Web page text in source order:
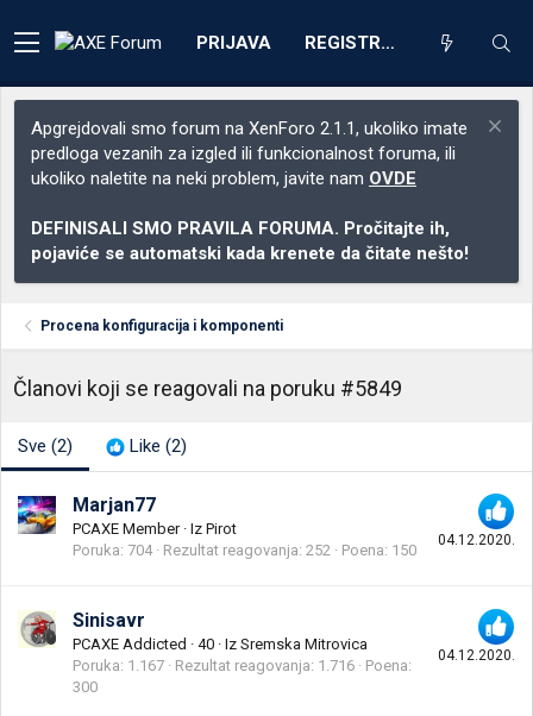
PRIJAVA REGISTRACIJA
Apgrejdovali smo forum na XenForo 2.1.1, ukoliko imate
predloga vezanih za izgled ili funkcionalnost foruma, ili
ukoliko naletite na neki problem, javite nam OVDE
DEFINISALI SMO PRAVILA FORUMA. Pročitajte ih,
pojaviće se automatski kada krenete da čitate nešto!
Procena konfiguracija i komponenti
Članovi koji se reagovali na poruku #5849
Sve (2) Like (2)
04.12.2020.
Marjan77
PCAXE Member · Iz Pirot
Poruka 704 Rezultat reagovanja 252 Poena 150
04.12.2020.
Sinisavr
PCAXE Addicted · 40 · Iz Sremska Mitrovica
Poruka 1.167 Rezultat reagovanja 1.716
Poena
300